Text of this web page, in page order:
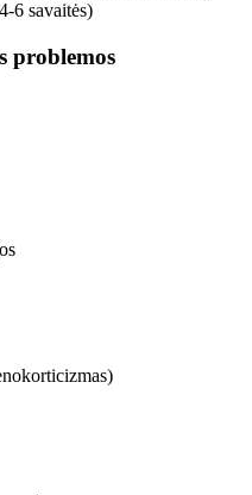
6 savaitės)
problemos